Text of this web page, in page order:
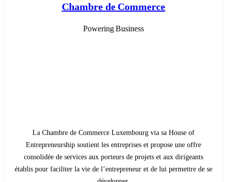
Chambre de Commerce
Powering Business
La Chambre de Commerce Luxembourg via sa House of
Entrepreneurship soutient les entreprises et propose une offre
consolidée de services aux porteurs de projets et aux dirigeants
établis pour faciliter la vie de l’entrepreneur et de lui permettre de se